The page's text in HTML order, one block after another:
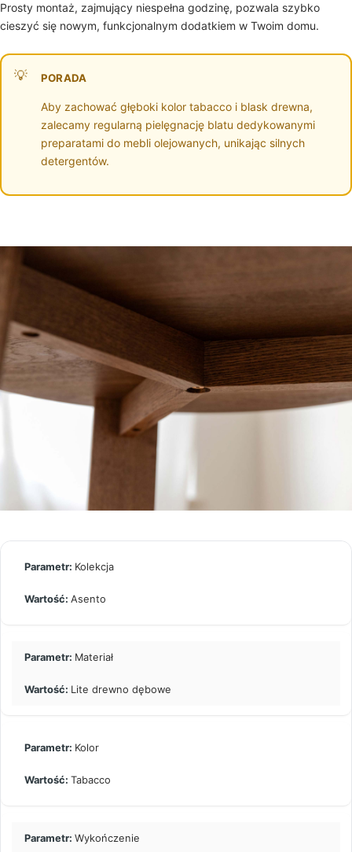
Prosty montaż, zajmujący niespełna godzinę, pozwala szybko
cieszyć się nowym, funkcjonalnym dodatkiem w Twoim domu.
PORADA
Aby zachować głęboki kolor tabacco i blask drewna,
zalecamy regularną pielęgnację blatu dedykowanymi
preparatami do mebli olejowanych, unikając silnych
detergentów.
Kolekcja
Asento
Materiał
Lite drewno dębowe
Kolor
Tabacco
Wykończenie